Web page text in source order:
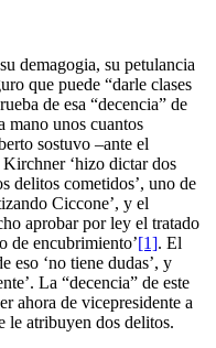
demagogia, su petulancia
que puede “darle clases
de esa “decencia” de
mano unos cuantos
sostuvo –ante el
‘hizo dictar dos
delitos cometidos’, uno de
Ciccone’, y el
aprobar por ley el tratado
de encubrimiento’[1]. El
eso ‘no tiene dudas’, y
La “decencia” de este
ahora de vicepresidente a
le atribuyen dos delitos.